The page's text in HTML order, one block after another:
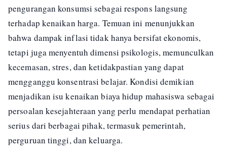
pengurangan konsumsi sebagai respons langsung
terhadap kenaikan harga. Temuan ini menunjukkan
bahwa dampak inflasi tidak hanya bersifat ekonomis,
tetapi juga menyentuh dimensi psikologis, memunculkan
kecemasan, stres, dan ketidakpastian yang dapat
mengganggu konsentrasi belajar. Kondisi demikian
menjadikan isu kenaikan biaya hidup mahasiswa sebagai
persoalan kesejahteraan yang perlu mendapat perhatian
serius dari berbagai pihak, termasuk pemerintah,
perguruan tinggi, dan keluarga.